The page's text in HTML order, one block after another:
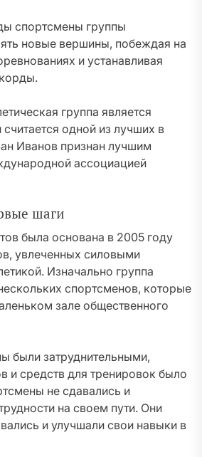
спортсмены группы
новые вершины, побеждая на
и устанавливая
группа является
одной из лучших в
Иванов признан лучшим
ассоциацией
шаги
была основана в 2005 году
увлеченных силовыми
Изначально группа
спортсменов, которые
зале общественного
были затруднительными,
и средств для тренировок было
не сдавались и
на своем пути. Они
и улучшали свои навыки в